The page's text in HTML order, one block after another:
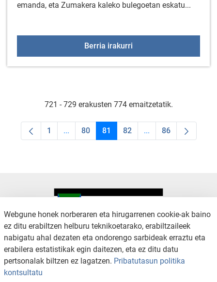
emanda, eta Zumakera kaleko bulegoetan eskatu...
Berria irakurri
721 - 729 erakusten 774 emaitzetatik.
Orrialdea
1 ...Intermediate Pages Use TAB to navigate.
Orrialdea
80 Orrialdea
81 Orrialdea
82 ...Intermediate Pages
Orrialdea
86
KONTAKTUA
LEGE OHARRA
SALAKETA KANALA
PRIBATUTASUN POLITIKA
Webgune honek norberaren eta hirugarrenen cookie-ak baino
ez ditu erabiltzen helburu teknikoetarako, erabiltzaileek
nabigatu ahal dezaten eta ondorengo sarbideak erraztu eta
erabilera estatistikak egin daitezen, eta ez ditu datu
pertsonalak biltzen ez lagatzen. Pribatutasun politika
kontsultatu